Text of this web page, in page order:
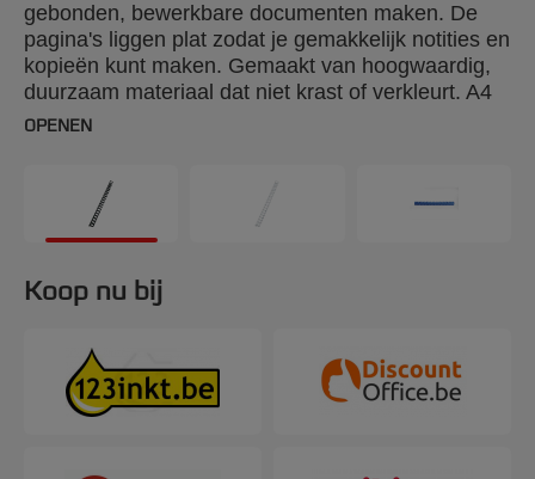
gebonden, bewerkbare documenten maken. De
pagina's liggen plat zodat je gemakkelijk notities en
kopieën kunt maken. Gemaakt van hoogwaardig,
duurzaam materiaal dat niet krast of verkleurt. A4
19 mm. Verpakking: 100 stuks.
OPENEN
Koop nu bij